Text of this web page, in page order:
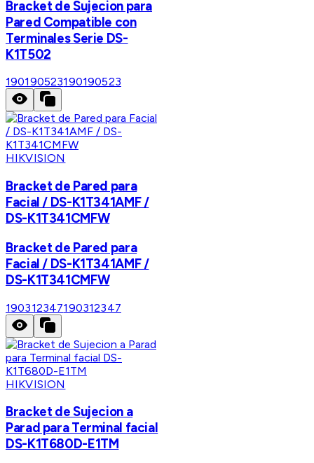
Bracket de Sujecion para
Pared Compatible con
Terminales Serie DS-
K1T502
190190523190190523
HIKVISION
Bracket de Pared para
Facial / DS-K1T341AMF /
DS-K1T341CMFW
Bracket de Pared para
Facial / DS-K1T341AMF /
DS-K1T341CMFW
190312347190312347
HIKVISION
Bracket de Sujecion a
Parad para Terminal facial
DS-K1T680D-E1TM